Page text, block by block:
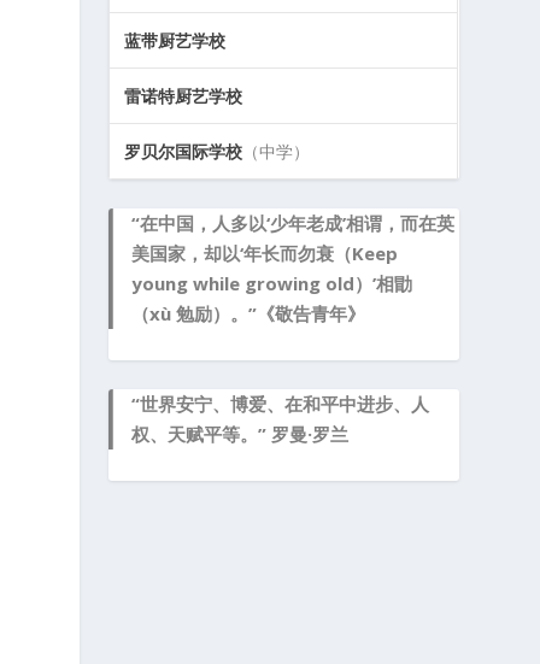
蓝带厨艺学校
雷诺特厨艺学校
罗贝尔国际学校 （中学）
“在中国，人多以‘少年老成’相谓，而在英
美国家，却以‘年长而勿衰（Keep
young while growing old）’相勖
（xù 勉励）。”《敬告青年》
“世界安宁、博爱、在和平中进步、人
权、天赋平等。” 罗曼·罗兰